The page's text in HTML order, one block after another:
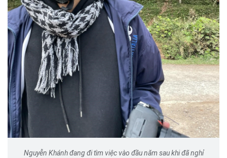
Nguyễn Khánh đang đi tìm việc vào đầu năm sau khi đã nghỉ